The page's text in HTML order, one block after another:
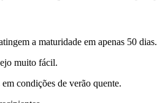
a maturidade em apenas 50 dias.
muito fácil.
condições de verão quente.